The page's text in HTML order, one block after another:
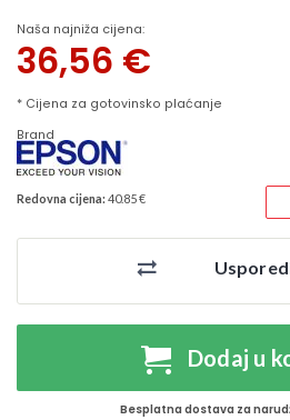
Naša najniža cijena:
36,56 €
* Cijena za gotovinsko plaćanje
Brand
Redovna cijena: 40.85 €
Dodaj u
Besplatna dostava za